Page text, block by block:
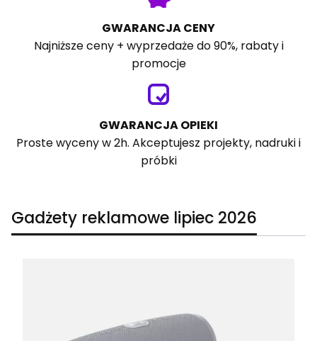
GWARANCJA CENY
Najniższe ceny + wyprzedaże do 90%, rabaty i
promocje
GWARANCJA OPIEKI
Proste wyceny w 2h. Akceptujesz projekty, nadruki i
próbki
Gadżety reklamowe lipiec 2026